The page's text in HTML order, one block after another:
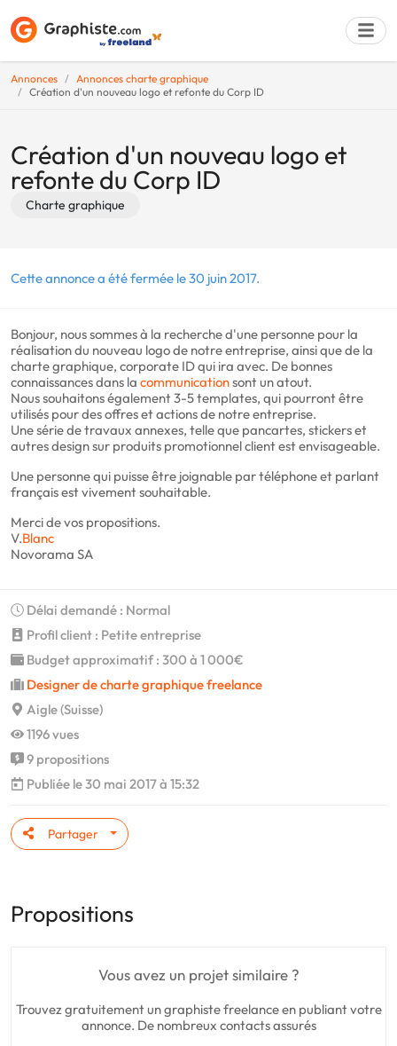
Annonces
Annonces charte graphique
Création d'un nouveau logo et refonte du Corp ID
Création d'un nouveau logo et
refonte du Corp ID
Charte graphique
Cette annonce a été fermée le 30 juin 2017.
Bonjour, nous sommes à la recherche d'une personne pour la
réalisation du nouveau logo de notre entreprise, ainsi que de la
charte graphique, corporate ID qui ira avec. De bonnes
connaissances dans la communicationsont un atout.
Nous souhaitons également 3-5 templates, qui pourront être
utilisés pour des offres et actions de notre entreprise.
Une série de travaux annexes, telle que pancartes, stickers et
autres design sur produits promotionnel client est envisageable.
Une personne qui puisse être joignable par téléphone et parlant
français est vivement souhaitable.
Merci de vos propositions.
V.Blanc
Novorama SA
Délai demandé : Normal
Profil client : Petite entreprise
Budget approximatif : 300 à 1 000€
Designer de charte graphique freelance
Aigle (Suisse)
1196 vues
9 propositions
Publiée le 30 mai 2017 à 15:32
Partager
Propositions
Vous avez un projet similaire ?
Trouvez gratuitement un graphiste freelance en publiant votre
annonce. De nombreux contacts assurés